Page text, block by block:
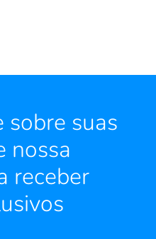
sobre suas
nossa
receber